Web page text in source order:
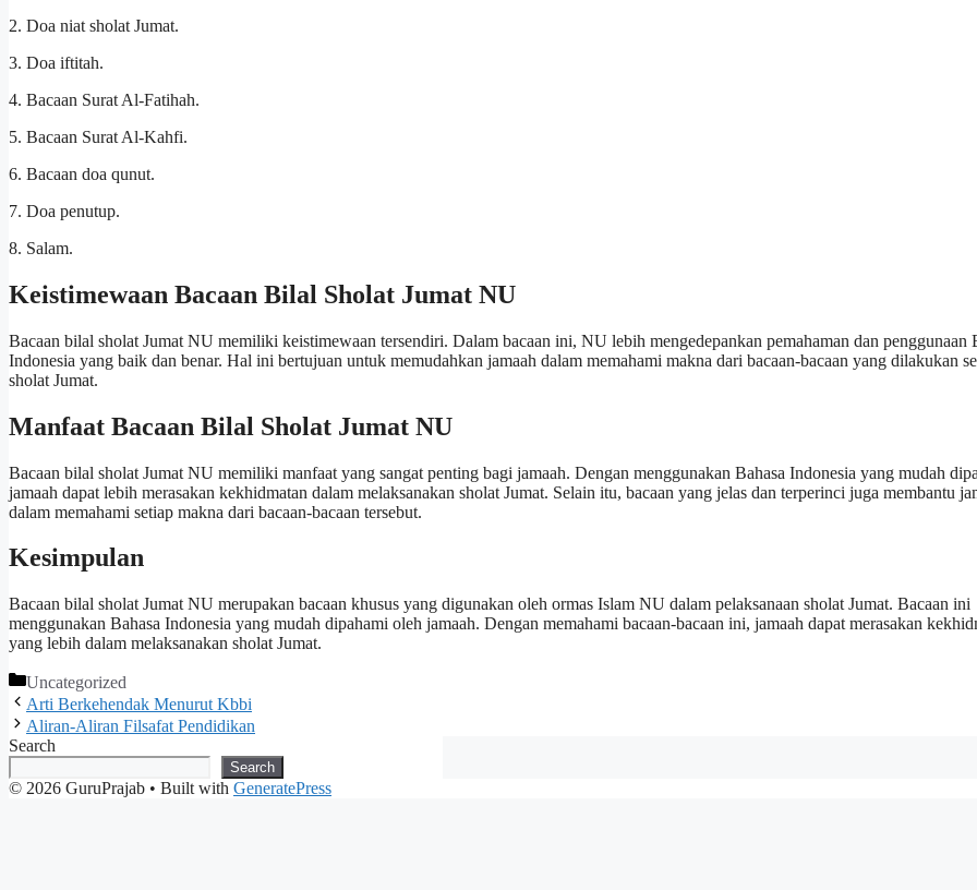
2. Doa niat sholat Jumat.
3. Doa iftitah.
4. Bacaan Surat Al-Fatihah.
5. Bacaan Surat Al-Kahfi.
6. Bacaan doa qunut.
7. Doa penutup.
8. Salam.
Keistimewaan Bacaan Bilal Sholat Jumat NU
Bacaan bilal sholat Jumat NU memiliki keistimewaan tersendiri. Dalam bacaan ini, NU lebih mengedepankan pemahaman dan penggunaan
Indonesia yang baik dan benar. Hal ini bertujuan untuk memudahkan jamaah dalam memahami makna dari bacaan-bacaan yang dilakukan
sholat Jumat.
Manfaat Bacaan Bilal Sholat Jumat NU
Bacaan bilal sholat Jumat NU memiliki manfaat yang sangat penting bagi jamaah. Dengan menggunakan Bahasa Indonesia yang mudah
jamaah dapat lebih merasakan kekhidmatan dalam melaksanakan sholat Jumat. Selain itu, bacaan yang jelas dan terperinci juga membantu
dalam memahami setiap makna dari bacaan-bacaan tersebut.
Kesimpulan
Bacaan bilal sholat Jumat NU merupakan bacaan khusus yang digunakan oleh ormas Islam NU dalam pelaksanaan sholat Jumat. Bacaan ini
menggunakan Bahasa Indonesia yang mudah dipahami oleh jamaah. Dengan memahami bacaan-bacaan ini, jamaah dapat merasakan
yang lebih dalam melaksanakan sholat Jumat.
Categories
Uncategorized
Arti Berkehendak Menurut Kbbi
Aliran-Aliran Filsafat Pendidikan
Search
Search
© 2026 GuruPrajab • Built with GeneratePress